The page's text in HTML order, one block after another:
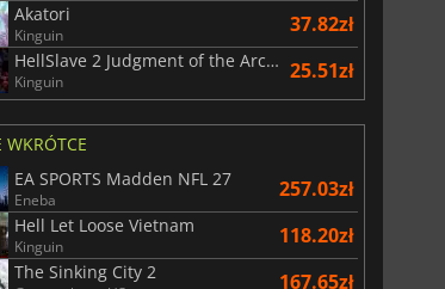
Akatori
Kinguin 37.82zł
HellSlave 2 Judgment of the Archon
Kinguin 25.51zł
WKRÓTCE
EA SPORTS Madden NFL 27
Eneba 257.03zł
Hell Let Loose Vietnam
Kinguin 118.20zł
The Sinking City 2 167.65zł